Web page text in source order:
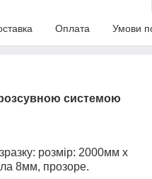
Оплата Умови
системою
розмір: 2000мм х
8мм, прозоре.